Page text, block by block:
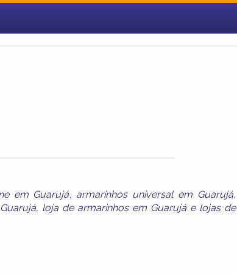
em Guarujá, armarinhos universal em Guarujá,
, loja de armarinhos em Guarujá e lojas de